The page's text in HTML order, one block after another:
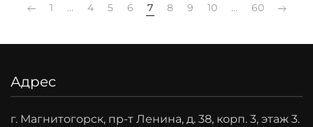
1 … 4 5 6 7 8 9 10 … 60
Адрес
г. Магнитогорск, пр-т Ленина, д. 38, корп. 3, этаж 3.